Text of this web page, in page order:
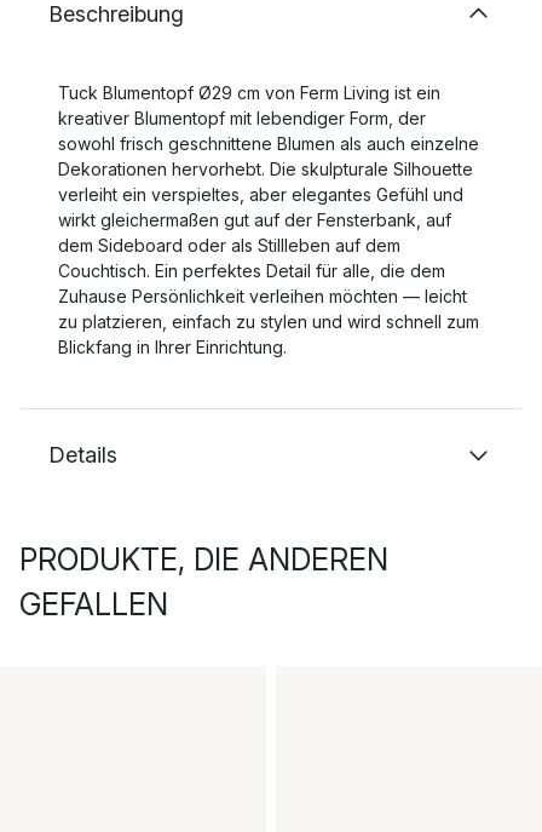
Beschreibung
Tuck Blumentopf Ø29 cm von Ferm Living ist ein
kreativer Blumentopf mit lebendiger Form, der
sowohl frisch geschnittene Blumen als auch einzelne
Dekorationen hervorhebt. Die skulpturale Silhouette
verleiht ein verspieltes, aber elegantes Gefühl und
wirkt gleichermaßen gut auf der Fensterbank, auf
dem Sideboard oder als Stillleben auf dem
Couchtisch. Ein perfektes Detail für alle, die dem
Zuhause Persönlichkeit verleihen möchten — leicht
zu platzieren, einfach zu stylen und wird schnell zum
Blickfang in Ihrer Einrichtung.
Details
PRODUKTE, DIE ANDEREN
GEFALLEN